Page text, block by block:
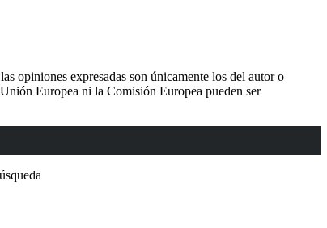
opiniones expresadas son únicamente los del autor o
Europea ni la Comisión Europea pueden ser